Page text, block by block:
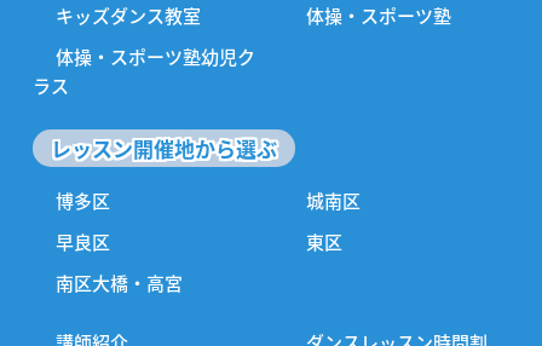
キッズダンス教室
体操・スポーツ塾
体操・スポーツ塾幼児ク
ラス
レッスン開催地から選ぶ
博多区
城南区
早良区
東区
南区大橋・高宮